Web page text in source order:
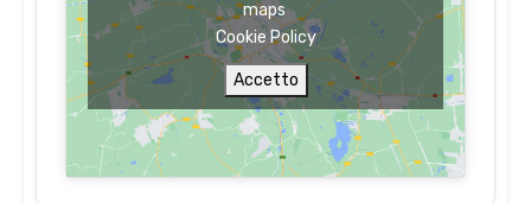
maps
Cookie Policy
Accetto